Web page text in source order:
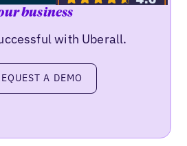
business
with Uberall.
a demoA DEMO